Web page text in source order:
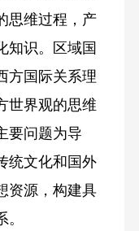
思维过程，产
知识。区域国
方国际关系理
世界观的思维
要问题为导
统文化和国外
资源，构建具